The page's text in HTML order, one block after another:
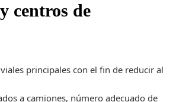
centros de
principales con el fin de reducir al
a camiones, número adecuado de